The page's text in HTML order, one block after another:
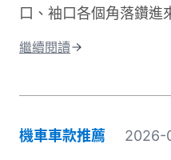
口、袖口各個角落鑽進
護。台灣氣候的冬季雖
擊。當你在冬季騎車時
壞人體周圍的隔熱空氣
繼續閱讀
機車車款推薦 2026-